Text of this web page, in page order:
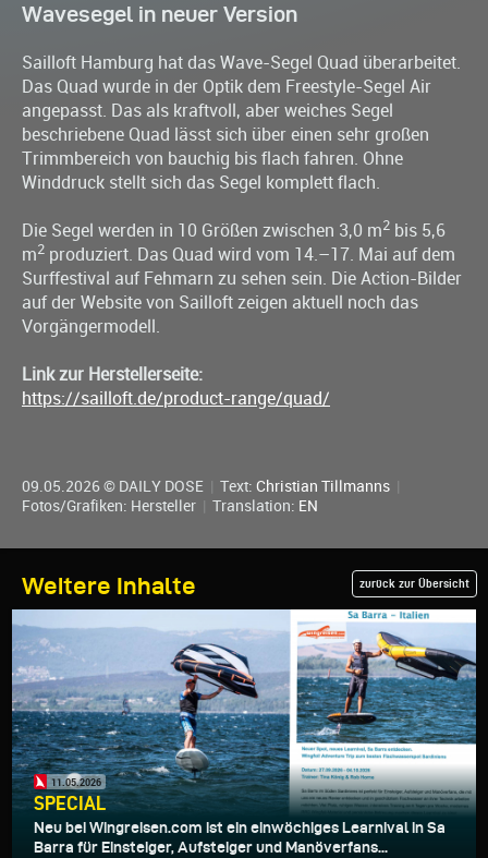
Wavesegel in neuer Version
Sailloft Hamburg hat das Wave-Segel Quad überarbeitet.
Das Quad wurde in der Optik dem Freestyle-Segel Air
angepasst. Das als kraftvoll, aber weiches Segel
beschriebene Quad lässt sich über einen sehr großen
Trimmbereich von bauchig bis flach fahren. Ohne
Winddruck stellt sich das Segel komplett flach.
Die Segel werden in 10 Größen zwischen 3,0 m2 bis 5,6
m2 produziert. Das Quad wird vom 14.–17. Mai auf dem
Surffestival auf Fehmarn zu sehen sein. Die Action-Bilder
auf der Website von Sailloft zeigen aktuell noch das
Vorgängermodell.
Link zur Herstellerseite:
https://sailloft.de/product-range/quad/
09.05.2026 © DAILY DOSE | Text: Christian Tillmanns |
Fotos/Grafiken: Hersteller | Translation: EN
Weitere Inhalte zurück zur Übersicht
11.05.2026
SPECIAL
Neu bei Wingreisen.com ist ein einwöchiges Learnival in Sa
Barra für Einsteiger, Aufsteiger und Manöverfans...